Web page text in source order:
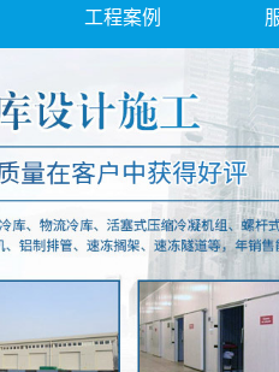
工程案例